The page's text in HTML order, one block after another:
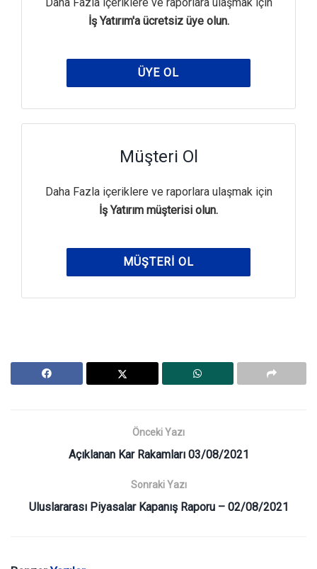
İş Yatırım'a ücretsiz üye olun.
ÜYE OL
Müşteri Ol
Daha Fazla içeriklere ve raporlara ulaşmak için
İş Yatırım müşterisi olun.
MÜŞTERI OL
Önceki Yazı
Açıklanan Kar Rakamları 03/08/2021
Sonraki Yazı
Uluslararası Piyasalar Kapanış Raporu – 02/08/2021